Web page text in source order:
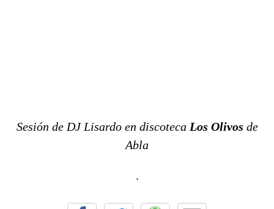
Sesión de DJ Lisardo en discoteca Los Olivos de
Abla
.